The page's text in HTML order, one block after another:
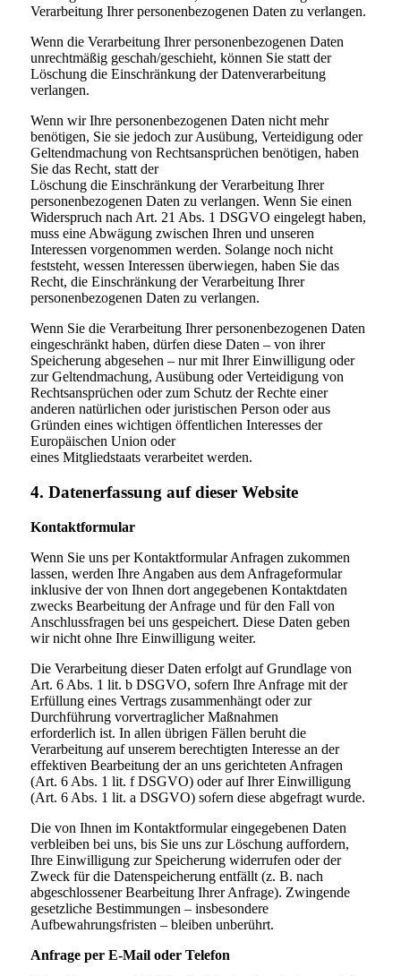
Verarbeitung Ihrer personenbezogenen Daten zu verlangen.
Wenn die Verarbeitung Ihrer personenbezogenen Daten
unrechtmäßig geschah/geschieht, können Sie statt der
Löschung die Einschränkung der Datenverarbeitung
verlangen.
Wenn wir Ihre personenbezogenen Daten nicht mehr
benötigen, Sie sie jedoch zur Ausübung, Verteidigung oder
Geltendmachung von Rechtsansprüchen benötigen, haben
Sie das Recht, statt der
Löschung die Einschränkung der Verarbeitung Ihrer
personenbezogenen Daten zu verlangen. Wenn Sie einen
Widerspruch nach Art. 21 Abs. 1 DSGVO eingelegt haben,
muss eine Abwägung zwischen Ihren und unseren
Interessen vorgenommen werden. Solange noch nicht
feststeht, wessen Interessen überwiegen, haben Sie das
Recht, die Einschränkung der Verarbeitung Ihrer
personenbezogenen Daten zu verlangen.
Wenn Sie die Verarbeitung Ihrer personenbezogenen Daten
eingeschränkt haben, dürfen diese Daten – von ihrer
Speicherung abgesehen – nur mit Ihrer Einwilligung oder
zur Geltendmachung, Ausübung oder Verteidigung von
Rechtsansprüchen oder zum Schutz der Rechte einer
anderen natürlichen oder juristischen Person oder aus
Gründen eines wichtigen öffentlichen Interesses der
Europäischen Union oder
eines Mitgliedstaats verarbeitet werden.
4. Datenerfassung auf dieser Website
Kontaktformular
Wenn Sie uns per Kontaktformular Anfragen zukommen
lassen, werden Ihre Angaben aus dem Anfrageformular
inklusive der von Ihnen dort angegebenen Kontaktdaten
zwecks Bearbeitung der Anfrage und für den Fall von
Anschlussfragen bei uns gespeichert. Diese Daten geben
wir nicht ohne Ihre Einwilligung weiter.
Die Verarbeitung dieser Daten erfolgt auf Grundlage von
Art. 6 Abs. 1 lit. b DSGVO, sofern Ihre Anfrage mit der
Erfüllung eines Vertrags zusammenhängt oder zur
Durchführung vorvertraglicher Maßnahmen
erforderlich ist. In allen übrigen Fällen beruht die
Verarbeitung auf unserem berechtigten Interesse an der
effektiven Bearbeitung der an uns gerichteten Anfragen
(Art. 6 Abs. 1 lit. f DSGVO) oder auf Ihrer Einwilligung
(Art. 6 Abs. 1 lit. a DSGVO) sofern diese abgefragt wurde.
Die von Ihnen im Kontaktformular eingegebenen Daten
verbleiben bei uns, bis Sie uns zur Löschung auffordern,
Ihre Einwilligung zur Speicherung widerrufen oder der
Zweck für die Datenspeicherung entfällt (z. B. nach
abgeschlossener Bearbeitung Ihrer Anfrage). Zwingende
gesetzliche Bestimmungen – insbesondere
Aufbewahrungsfristen – bleiben unberührt.
Anfrage per E-Mail oder Telefon